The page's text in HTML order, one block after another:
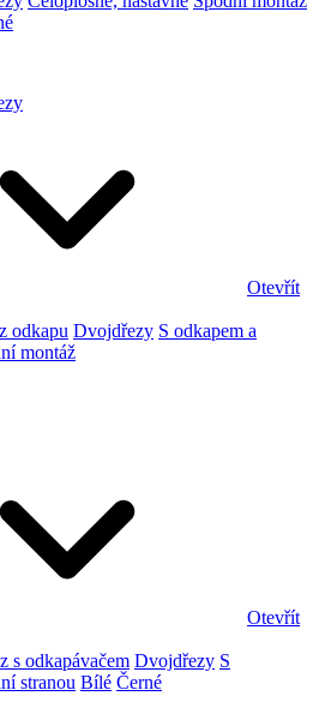
Otevřít
odkapu Dvojdřezy S odkapem a
montáž
Otevřít
s odkapávačem Dvojdřezy S
stranou Bílé Černé